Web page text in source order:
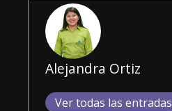
Alejandra Ortiz
Ver todas las entradas